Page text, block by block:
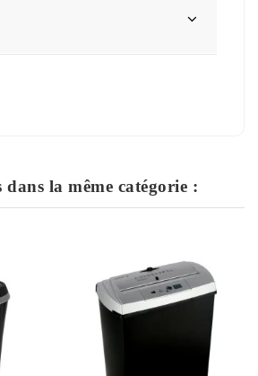
la même catégorie :